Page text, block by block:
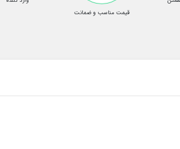
قیمت مناسب و ضمانت